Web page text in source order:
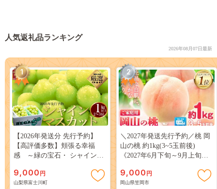
人気返礼品ランキング
2026年08月07日最新
1
【2026年発送分 先行予約】
【高評価多数】頬張る幸福
感 ～緑の宝石・ シャインマ
３房） フルーツ 山梨県産 果
物 くだもの シャイン マスカ
9,000 円
山梨県富士川町
2
＼2027年発送先行予約／桃 岡
山の桃 約1kg(3~5玉前後)
《2027年6月下旬～9月上旬頃
岡山 はくとう スイーツ フル
ーツ 果物 デザート 旬 モモ も
9,000 円
岡山県笠岡市